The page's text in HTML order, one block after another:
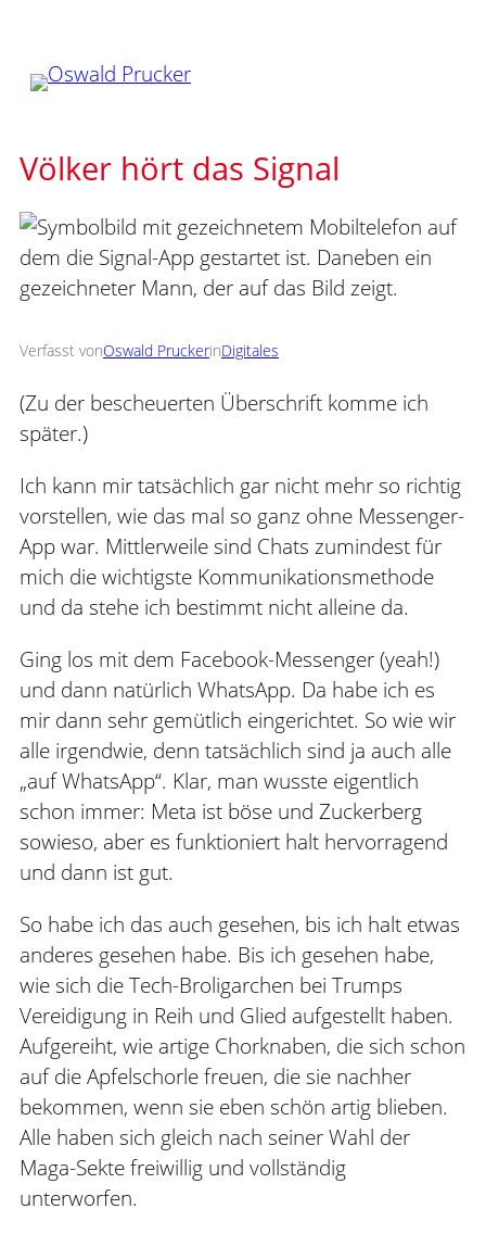
springen
Völker hört das Signal
Verfasst vonOswald PruckerinDigitales
(Zu der bescheuerten Überschrift komme ich
später.)
Ich kann mir tatsächlich gar nicht mehr so richtig
vorstellen, wie das mal so ganz ohne Messenger-
App war. Mittlerweile sind Chats zumindest für
mich die wichtigste Kommunikationsmethode
und da stehe ich bestimmt nicht alleine da.
Ging los mit dem Facebook-Messenger (yeah!)
und dann natürlich WhatsApp. Da habe ich es
mir dann sehr gemütlich eingerichtet. So wie wir
alle irgendwie, denn tatsächlich sind ja auch alle
„auf WhatsApp“. Klar, man wusste eigentlich
schon immer: Meta ist böse und Zuckerberg
sowieso, aber es funktioniert halt hervorragend
und dann ist gut.
So habe ich das auch gesehen, bis ich halt etwas
anderes gesehen habe. Bis ich gesehen habe,
wie sich die Tech-Broligarchen bei Trumps
Vereidigung in Reih und Glied aufgestellt haben.
Aufgereiht, wie artige Chorknaben, die sich schon
auf die Apfelschorle freuen, die sie nachher
bekommen, wenn sie eben schön artig blieben.
Alle haben sich gleich nach seiner Wahl der
Maga-Sekte freiwillig und vollständig
unterworfen.